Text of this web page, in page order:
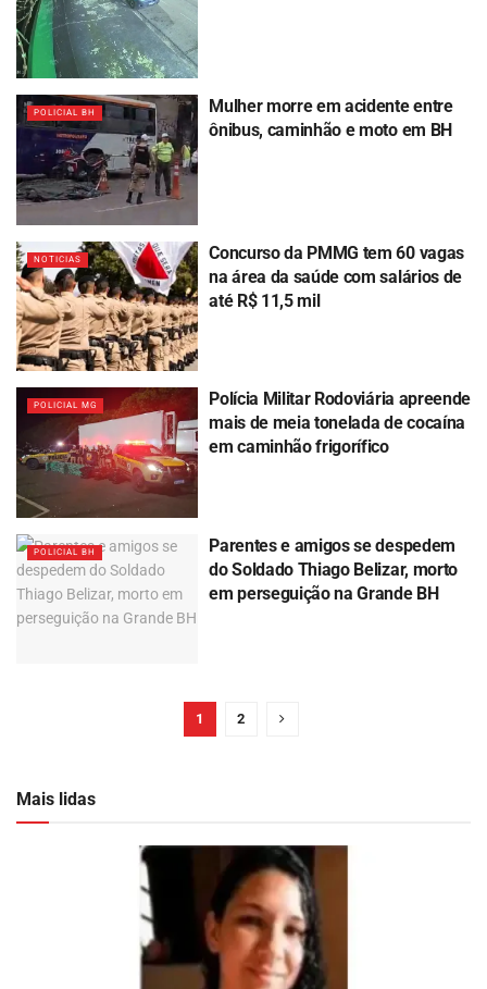
POLICIAL BH
Mulher morre em acidente entre
ônibus, caminhão e moto em BH
NOTICIAS
Concurso da PMMG tem 60 vagas
na área da saúde com salários de
até R$ 11,5 mil
POLICIAL MG
Polícia Militar Rodoviária apreende
mais de meia tonelada de cocaína
em caminhão frigorífico
POLICIAL BH
Parentes e amigos se despedem
do Soldado Thiago Belizar, morto
em perseguição na Grande BH
1 2
Mais lidas